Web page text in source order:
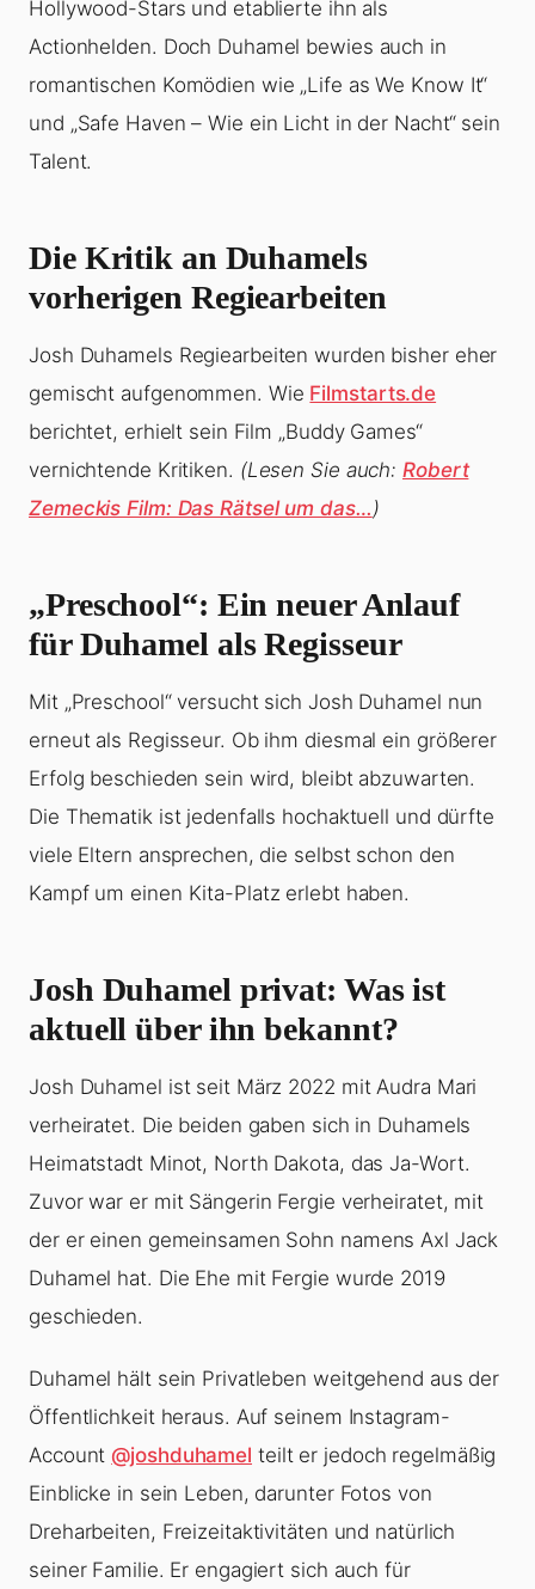
Hollywood-Stars und etablierte ihn als
Actionhelden. Doch Duhamel bewies auch in
romantischen Komödien wie „Life as We Know It“
und „Safe Haven – Wie ein Licht in der Nacht“ sein
Talent.
Die Kritik an Duhamels
vorherigen Regiearbeiten
Josh Duhamels Regiearbeiten wurden bisher eher
gemischt aufgenommen. Wie Filmstarts.de
berichtet, erhielt sein Film „Buddy Games“
vernichtende Kritiken. (Lesen Sie auch:Robert
Zemeckis Film: Das Rätsel um das…)
„Preschool“: Ein neuer Anlauf
für Duhamel als Regisseur
Mit „Preschool“ versucht sich Josh Duhamel nun
erneut als Regisseur. Ob ihm diesmal ein größerer
Erfolg beschieden sein wird, bleibt abzuwarten.
Die Thematik ist jedenfalls hochaktuell und dürfte
viele Eltern ansprechen, die selbst schon den
Kampf um einen Kita-Platz erlebt haben.
Josh Duhamel privat: Was ist
aktuell über ihn bekannt?
Josh Duhamel ist seit März 2022 mit Audra Mari
verheiratet. Die beiden gaben sich in Duhamels
Heimatstadt Minot, North Dakota, das Ja-Wort.
Zuvor war er mit Sängerin Fergie verheiratet, mit
der er einen gemeinsamen Sohn namens Axl Jack
Duhamel hat. Die Ehe mit Fergie wurde 2019
geschieden.
Duhamel hält sein Privatleben weitgehend aus der
Öffentlichkeit heraus. Auf seinem Instagram-
Account @joshduhamel teilt er jedoch regelmäßig
Einblicke in sein Leben, darunter Fotos von
Dreharbeiten, Freizeitaktivitäten und natürlich
seiner Familie. Er engagiert sich auch für